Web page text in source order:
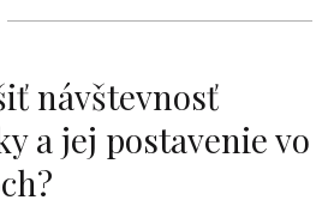
návštevnosť
a jej postavenie vo